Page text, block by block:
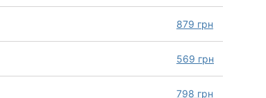
879 грн
569 грн
798 грн